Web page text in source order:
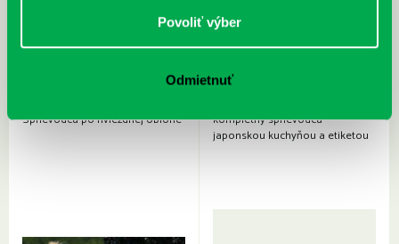
Povoliť výber
Odmietnuť
Sprievodca po hviezdnej oblohe
kompletný sprievodca
japonskou kuchyňou a etiketou